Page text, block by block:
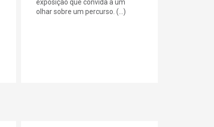
exposição que convida a um
olhar sobre um percurso. (...)